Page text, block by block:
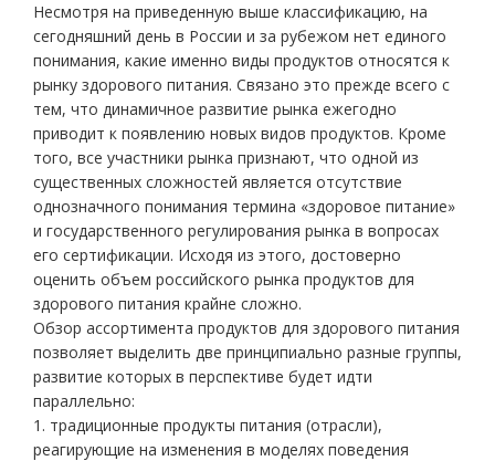
Несмотря на приведенную выше классификацию, на
сегодняшний день в России и за рубежом нет единого
понимания, какие именно виды продуктов относятся к
рынку здорового питания. Связано это прежде всего с
тем, что динамичное развитие рынка ежегодно
приводит к появлению новых видов продуктов. Кроме
того, все участники рынка признают, что одной из
существенных сложностей является отсутствие
однозначного понимания термина «здоровое питание»
и государственного регулирования рынка в вопросах
его сертификации. Исходя из этого, достоверно
оценить объем российского рынка продуктов для
здорового питания крайне сложно.
Обзор ассортимента продуктов для здорового питания
позволяет выделить две принципиально разные группы,
развитие которых в перспективе будет идти
параллельно:
1. традиционные продукты питания (отрасли),
реагирующие на изменения в моделях поведения